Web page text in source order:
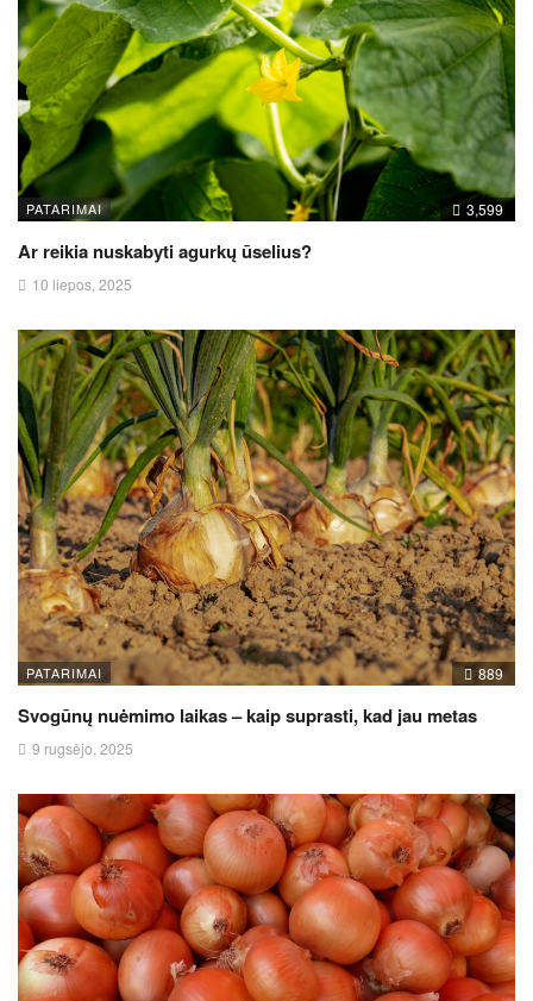
PATARIMAI 3,599
Ar reikia nuskabyti agurkų ūselius?
10 liepos, 2025
PATARIMAI 889
Svogūnų nuėmimo laikas – kaip suprasti, kad jau metas
9 rugsėjo, 2025